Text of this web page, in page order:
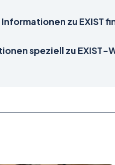
zu EXIST
speziell zu EXIST-